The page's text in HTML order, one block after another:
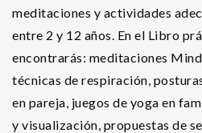
meditaciones y actividades
entre 2 y 12 años. En el Libro
encontrarás: meditaciones
técnicas de respiración,
en pareja, juegos de yoga en
y visualización, propuestas de